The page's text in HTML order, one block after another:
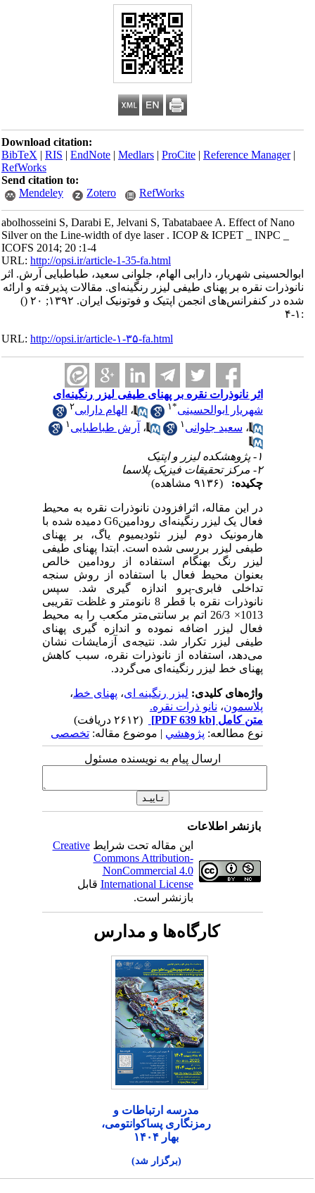
Download citation:
BibTeX|RIS|EndNote|Medlars|ProCite|Reference Manager
RefWorks
Send citation to:
Mendeley
Zotero RefWorks
abolhosseini S, Darabi E, Jelvani S, Tabatabaee A. Effect of Nano
Silver on the Line-width of dye laser . ICOP & ICPET _ INPC _
ICOFS 2014; 20 :1-4
URL:http://opsi.ir/article-1-35-fa.html
ابوالحسینی شهریار، دارابی الهام، جلوانی سعید، طباطبایی آرش. اثر
نانوذرات نقره بر پهنای طیفی لیزر رنگینه‌ای. مقالات پذیرفته و ارائه
شده در کنفرانس‌های انجمن اپتیک و فوتونیک ایران. ۱۳۹۲; ۲۰
()
URL:http://opsi.ir/article-۱-۳۵-fa.html
اثر نانوذرات نقره بر پهنای طیفی لیزر رنگینه‌ای
شهریار ابوالحسینی
۱ ،الهام دارابی
،سعید جلوانی ،آرش طباطبایی
چکیده:
در این مقاله، اثرافزودن نانوذرات نقره به محیط
فعال یک لیزر رنگینه‌ای رودامینG6 دمیده شده با
هارمونیک دوم لیزر نئودیمیوم یاگ، بر پهنای
طیفی لیزر بررسی شده است. ابتدا پهنای طیفی
لیزر رنگ بهنگام استفاده از رودامین خالص
بعنوان محیط فعال با استفاده از روش سنجه
تداخلی فابری-پرو اندازه گیری شد. سپس
نانوذرات نقره با قطر 8 نانومتر و غلظت تقریبی
1013× 26/3 اتم بر سانتی‌متر مکعب را به محیط
فعال لیزر اضافه نموده و اندازه گیری پهنای
طیفی لیزر تکرار شد. نتیجه‌ی آزمایشات نشان
می‌دهد، استفاده از نانوذرات نقره، سبب کاهش
پهنای خط لیزر رنگینه‌ای می‌گردد.
واژه‌های کلیدی:لیزر رنگینه ای،پهنای خط،
پلاسمون،نانو ذرات نقره.
متن کامل[PDF 639 kb]
نوع مطالعه:پژوهشي| موضوع مقاله:تخصصی
ارسال پیام به نویسنده مسئول
بازنشر اطلاعات
این مقاله تحت شرایطCreative
Commons Attribution-
NonCommercial 4.0
International Licenseقابل
بازنشر است.
کارگاه‌ها و مدارس
مدرسه ارتباطات و
رمزنگاری پساکوانتومی،
بهار ۱۴۰۴
(برگزار شد)